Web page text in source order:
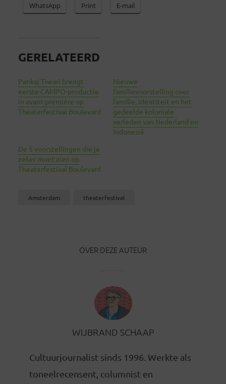
WhatsApp Print E-mail
GERELATEERD
Pankaj Tiwari brengt
eerste CAMPO-productie
in avant-première op
Theaterfestival Boulevard
Nieuwe
familievoorstelling over
familie, identiteit en het
gedeelde koloniale
verleden van Nederland en
Indonesië
De 5 voorstellingen die je
zeker moet zien op
Theaterfestival Boulevard
Amsterdam theaterfestival
OVER DEZE AUTEUR
WIJBRAND SCHAAP
Cultuurjournalist sinds 1996. Werkte als
toneelrecensent, columnist en